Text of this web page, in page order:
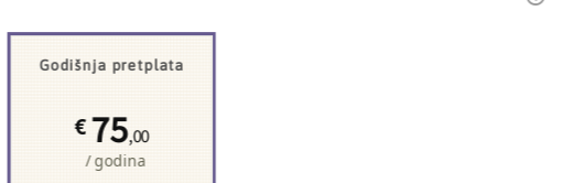
Godišnja pretplata
€75,00
/ godina